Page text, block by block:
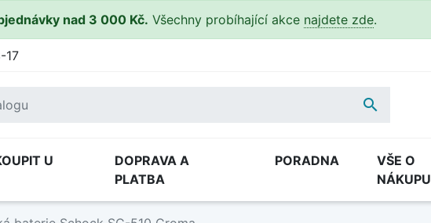
nad 3 000 Kč. Všechny probíhající akce najdete zde.
17

U
DOPRAVA A
PLATBA
PORADNA
VŠE O
NÁKUPU